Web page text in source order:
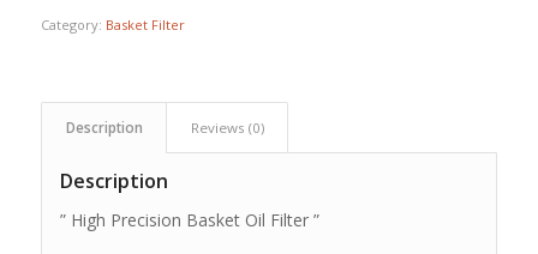
Category: Basket Filter
Description Reviews (0)
Description
” High Precision Basket Oil Filter ”